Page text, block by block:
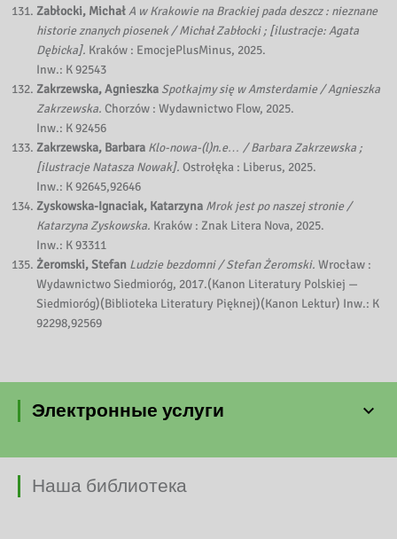
Zabłocki, MichałA w Krakowie na Brackiej pada deszcz : nieznane
historie znanych piosenek / Michał Zabłocki ; [ilustracje: Agata
Dębicka]. Kraków : EmocjePlusMinus, 2025.
Inw.: K 92543
Zakrzewska, Agnieszka Spotkajmy się w Amsterdamie / Agnieszka
Zakrzewska.Chorzów : Wydawnictwo Flow, 2025.
Inw.: K 92456
Zakrzewska, Barbara Klo-nowa-(l)n.e… / Barbara Zakrzewska ;
[ilustracje Natasza Nowak].Ostrołęka : Liberus, 2025.
Inw.: K 92645,92646
Zyskowska-Ignaciak, Katarzyna Mrok jest po naszej stronie /
Katarzyna Zyskowska. Kraków : Znak Litera Nova, 2025.
Inw.: K 93311
Żeromski, Stefan Ludzie bezdomni / Stefan Żeromski.Wrocław :
Wydawnictwo Siedmioróg, 2017.(Kanon Literatury Polskiej —
Siedmioróg)(Biblioteka Literatury Pięknej)(Kanon Lektur) Inw.: K
92298,92569
Электронные услуги
Наша библиотека